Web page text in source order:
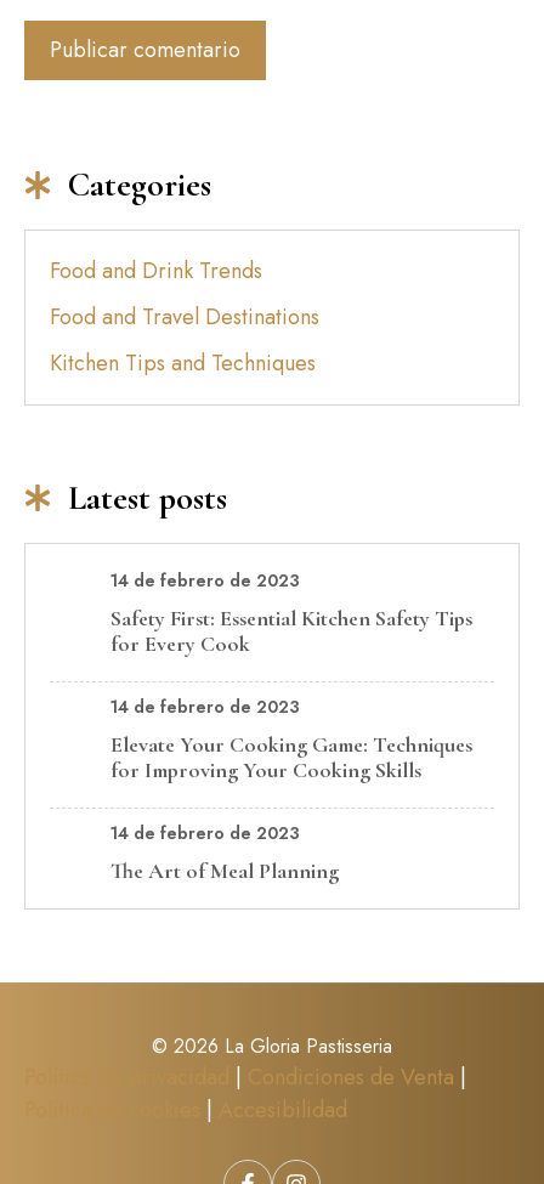
Categories
Food and Drink Trends
Food and Travel Destinations
Kitchen Tips and Techniques
Latest posts
14 de febrero de 2023
Safety First: Essential Kitchen Safety Tips
for Every Cook
14 de febrero de 2023
Elevate Your Cooking Game: Techniques
for Improving Your Cooking Skills
14 de febrero de 2023
The Art of Meal Planning
© 2026 La Gloria Pastisseria
| Condiciones de Venta |
| Accesibilidad